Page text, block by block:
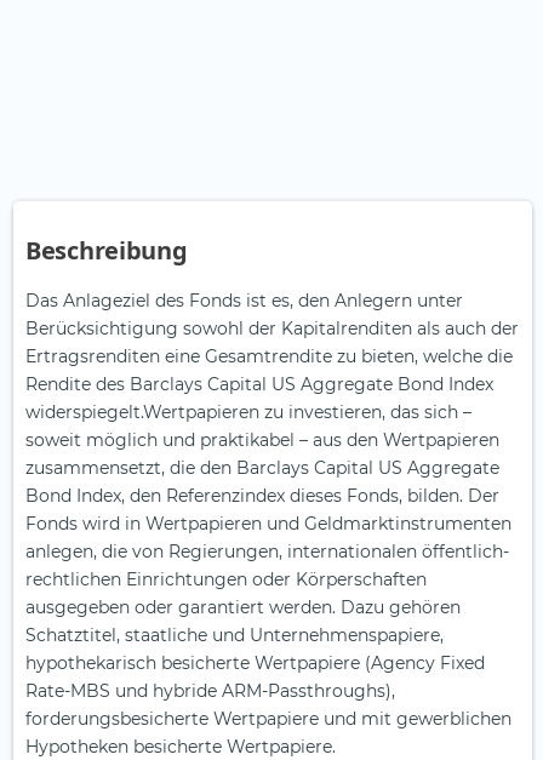
Beschreibung
Das Anlageziel des Fonds ist es, den Anlegern unter
Berücksichtigung sowohl der Kapitalrenditen als auch der
Ertragsrenditen eine Gesamtrendite zu bieten, welche die
Rendite des Barclays Capital US Aggregate Bond Index
widerspiegelt.Wertpapieren zu investieren, das sich –
soweit möglich und praktikabel – aus den Wertpapieren
zusammensetzt, die den Barclays Capital US Aggregate
Bond Index, den Referenzindex dieses Fonds, bilden. Der
Fonds wird in Wertpapieren und Geldmarktinstrumenten
anlegen, die von Regierungen, internationalen öffentlich-
rechtlichen Einrichtungen oder Körperschaften
ausgegeben oder garantiert werden. Dazu gehören
Schatztitel, staatliche und Unternehmenspapiere,
hypothekarisch besicherte Wertpapiere (Agency Fixed
Rate-MBS und hybride ARM-Passthroughs),
forderungsbesicherte Wertpapiere und mit gewerblichen
Hypotheken besicherte Wertpapiere.